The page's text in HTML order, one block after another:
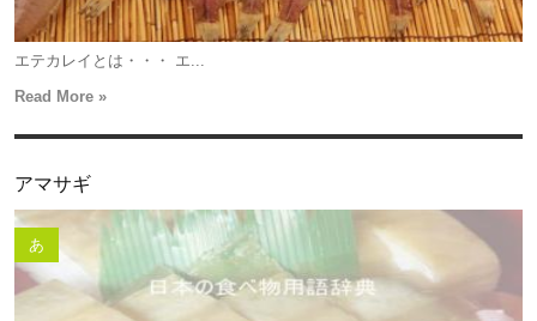
エテカレイとは・・・ エ...
Read More »
アマサギ
あ